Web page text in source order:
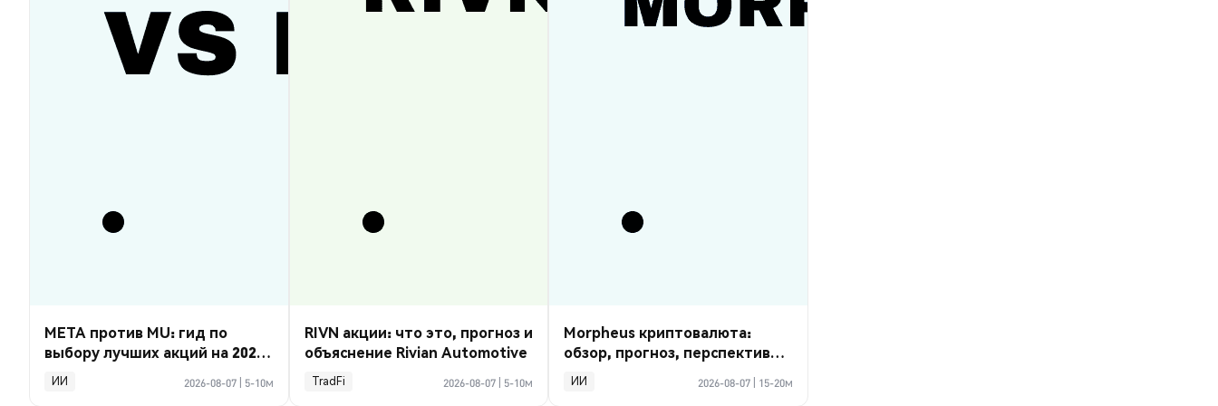
META против MU: гид по
выбору лучших акций на 2026
год
ИИ 2026-08-07 5-10м
RIVN акции: что это, прогноз и
объяснение Rivian Automotive
TradFi 2026-08-07 5-10м
Morpheus криптовалюта:
обзор, прогноз, перспективы
2026
ИИ 2026-08-07 15-20м